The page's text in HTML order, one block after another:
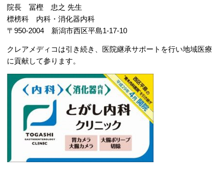
院長 冨樫 忠之 先生
標榜科 内科・消化器内科
〒950-2004 新潟市西区平島1-17-10
クレアメディコは引き続き、医院継承サポートを行い地域医療
に貢献して参ります。